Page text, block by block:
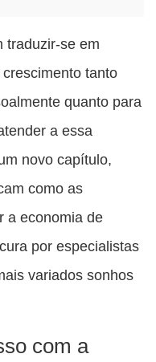
traduzir-se em
tanto
quanto para
a essa
novo capítulo,
como as
a economia de
por especialistas
variados sonhos
com a